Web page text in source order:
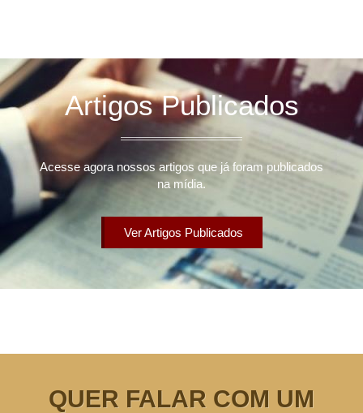
Artigos Publicados
Acesse agora nossos artigos que já foram publicados
na mídia.
Ver Artigos Publicados
QUER FALAR COM UM